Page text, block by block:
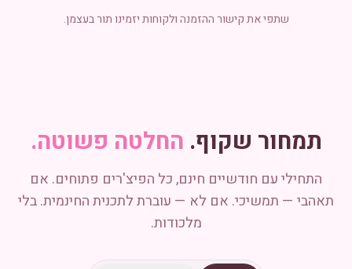
שתפי את קישור ההזמנה ולקוחות יזמינו תור בעצמן.
תמחור שקוף. החלטה פשוטה.
התחילי עם חודשיים חינם, כל הפיצ'רים פתוחים. אם
תאהבי — תמשיכי. אם לא — עוברת לתכנית החינמית. בלי
מלכודות.